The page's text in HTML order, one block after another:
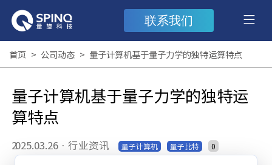
联系我们
首页 > 公司动态 > 量子计算机基于量子力学的独特运算特点
量子计算机基于量子力学的独特运
算特点
2025.03.26 · 行业资讯 量子计算机 量子比特 0